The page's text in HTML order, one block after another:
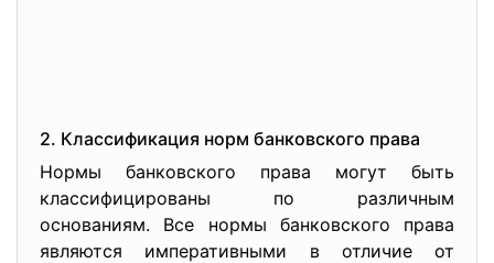
2. Классификация норм банковского права
Нормы банковского права могут быть
классифицированы по различным
основаниям. Все нормы банковского права
являются императивными в отличие от